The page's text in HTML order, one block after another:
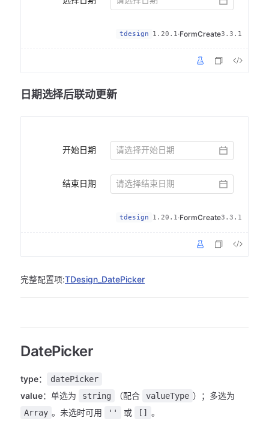
tdesign 1.20.1·FormCreate3.3.1
日期选择后联动更新
tdesign 1.20.1·FormCreate3.3.1
开始日期
结束日期
完整配置项:TDesign_DatePicker
DatePicker
type： datePicker
value：单选为 string （配合 valueType ）；多选为
Array 。未选时可用 '' 或 [] 。